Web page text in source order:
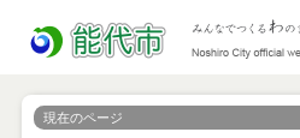
現在のページ